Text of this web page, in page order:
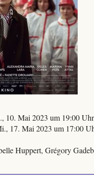
10. Mai 2023 um 19:00 Uhr
17. Mai 2023 um 17:00
Huppert, Grégory